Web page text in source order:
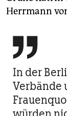
Herrmann

In der
Verbände